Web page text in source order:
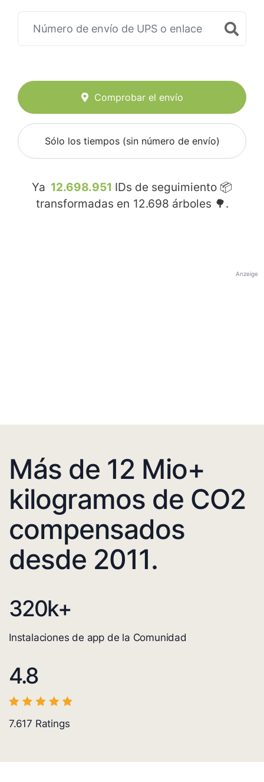
Comprobar el envío
Sólo los tiempos (sin número de envío)
Ya 12.698.951 IDs de seguimiento 📦
transformadas en 12.698 árboles 🌳.
Anzeige
Más de 12 Mio+
kilogramos de CO2
compensados
desde 2011.
320k+
Instalaciones de app de la Comunidad
4.8
7.617 Ratings